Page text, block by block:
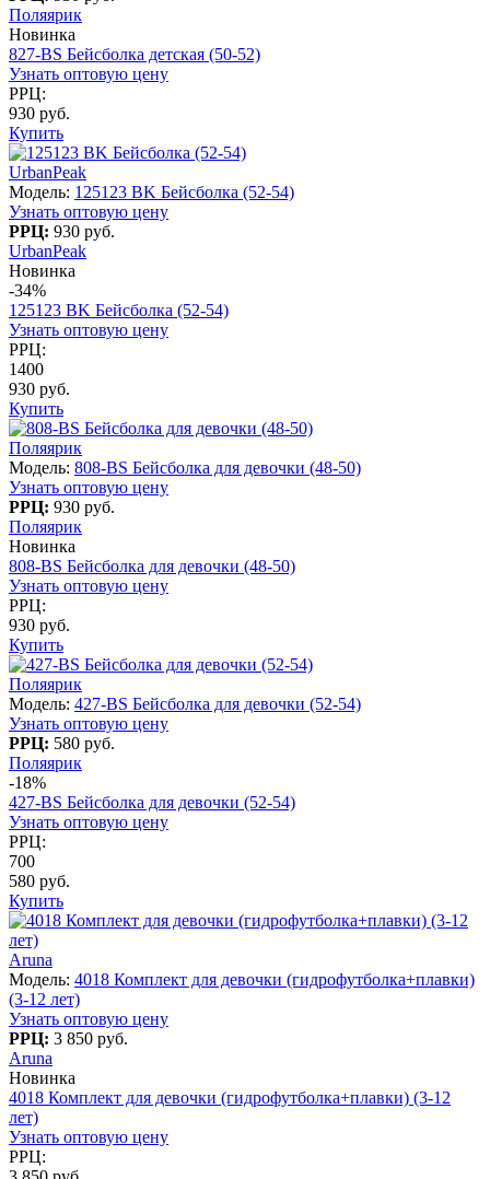
Поляярик
Новинка
827-BS Бейсболка детская (50-52)
Узнать оптовую цену
РРЦ:
930 руб.
Купить
UrbanPeak
Модель: 125123 BK Бейсболка (52-54)
Узнать оптовую цену
РРЦ: 930 руб.
UrbanPeak
Новинка
-34%
125123 BK Бейсболка (52-54)
Узнать оптовую цену
РРЦ:
1400
930 руб.
Купить
Поляярик
Модель: 808-BS Бейсболка для девочки (48-50)
Узнать оптовую цену
РРЦ: 930 руб.
Поляярик
Новинка
808-BS Бейсболка для девочки (48-50)
Узнать оптовую цену
РРЦ:
930 руб.
Купить
Поляярик
Модель: 427-BS Бейсболка для девочки (52-54)
Узнать оптовую цену
РРЦ: 580 руб.
Поляярик
-18%
427-BS Бейсболка для девочки (52-54)
Узнать оптовую цену
РРЦ:
700
580 руб.
Купить
Aruna
Модель: 4018 Комплект для девочки (гидрофутболка+плавки)
(3-12 лет)
Узнать оптовую цену
РРЦ: 3 850 руб.
Aruna
Новинка
4018 Комплект для девочки (гидрофутболка+плавки) (3-12
лет)
Узнать оптовую цену
РРЦ: